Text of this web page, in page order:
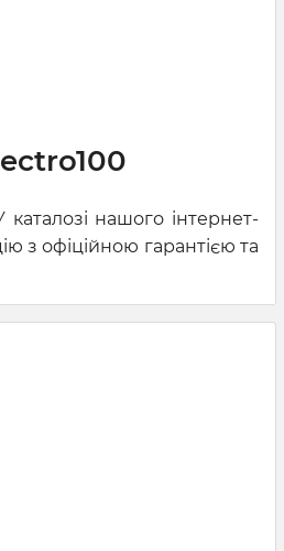
каталозі нашого інтернет-
з офіційною гарантією та